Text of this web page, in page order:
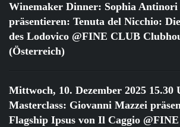
Winemaker Dinner: Sophia Antinori
präsentieren: Tenuta del Nicchio:
des Lodovico @FINE CLUB
(Österreich)
Mittwoch, 10. Dezember 2025 15.30
Masterclass: Giovanni Mazzei
Flagship Ipsus von Il Caggio